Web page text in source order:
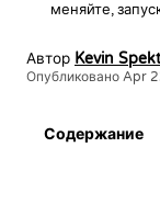
меняйте,
Автор Kevin
Опубликовано Apr
Содержание